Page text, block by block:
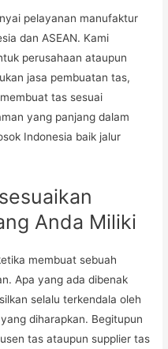
pelayanan manufaktur
dan ASEAN. Kami
perusahaan ataupun
jasa pembuatan tas,
tas sesuai
yang panjang dalam
Indonesia baik jalur
Anda Miliki
membuat sebuah
Apa yang ada dibenak
selalu terkendala oleh
diharapkan. Begitupun
tas ataupun supplier tas